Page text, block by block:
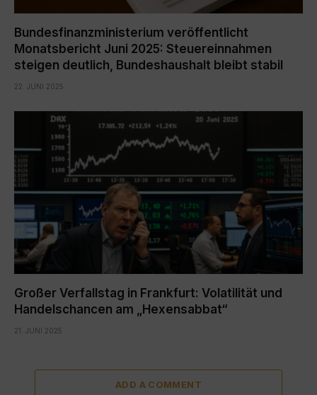
Bundesfinanzministerium veröffentlicht
Monatsbericht Juni 2025: Steuereinnahmen
steigen deutlich, Bundeshaushalt bleibt stabil
22. JUNI 2025
Großer Verfallstag in Frankfurt: Volatilität und
Handelschancen am „Hexensabbat“
21. JUNI 2025
ADD A COMMENT